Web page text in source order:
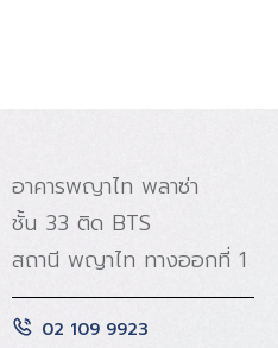
อาคารพญาไท พลาซ่า
ชั้น 33 ติด BTS
สถานี พญาไท ทางออกที่ 1
02 109 9923